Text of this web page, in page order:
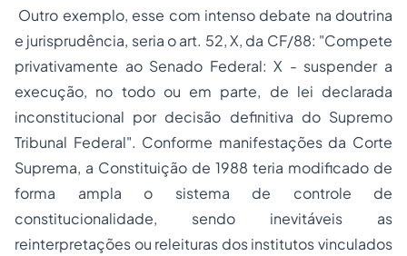
Outro exemplo, esse com intenso debate na doutrina
e jurisprudência, seria o art. 52, X, da CF/88: "Compete
privativamente ao Senado Federal: X - suspender a
execução, no todo ou em parte, de lei declarada
inconstitucional por decisão definitiva do Supremo
Tribunal Federal". Conforme manifestações da Corte
Suprema, a Constituição de 1988 teria modificado de
forma ampla o sistema de controle de
constitucionalidade, sendo inevitáveis as
reinterpretações ou releituras dos institutos vinculados